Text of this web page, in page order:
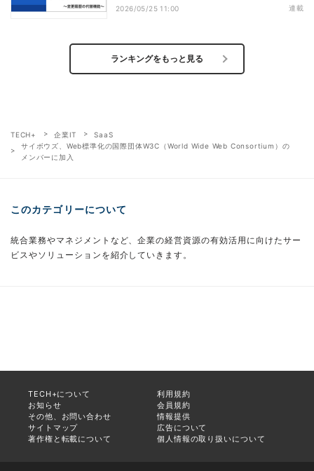
2026/05/25 11:00 連載
ランキングをもっと見る
TECH+ 企業IT
SaaS
サイボウズ、Web標準化の国際団体W3C（World Wide Web Consortium）の
メンバーに加入
このカテゴリーについて
統合業務やマネジメントなど、企業の経営資源の有効活用に向けたサー
ビスやソリューションを紹介していきます。
TECH+について
利用規約
お知らせ
会員規約
その他、お問い合わせ
情報提供
サイトマップ
広告について
著作権と転載について
個人情報の取り扱いについて